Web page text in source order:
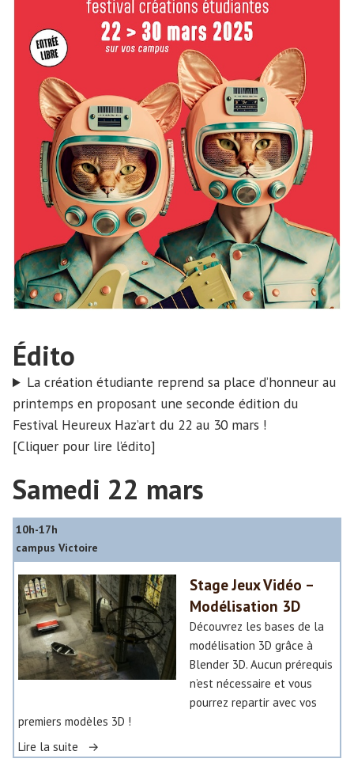
Édito
La création étudiante reprend sa place d’honneur au
printemps en proposant une seconde édition du
Festival Heureux Haz’art du 22 au 30 mars !
[Cliquer pour lire l’édito]
Samedi 22 mars
10h-17h
campus Victoire
Stage Jeux Vidéo –
Modélisation 3D
Découvrez les bases de la
modélisation 3D grâce à
Blender 3D. Aucun prérequis
n’est nécessaire et vous
pourrez repartir avec vos
premiers modèles 3D !
Lire la suite